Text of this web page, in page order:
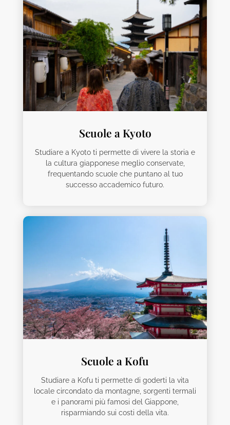
Scuole a Kyoto
Studiare a Kyoto ti permette di vivere la storia e
la cultura giapponese meglio conservate,
frequentando scuole che puntano al tuo
successo accademico futuro.
Scuole a Kofu
Studiare a Kofu ti permette di goderti la vita
locale circondato da montagne, sorgenti termali
e i panorami più famosi del Giappone,
risparmiando sui costi della vita.